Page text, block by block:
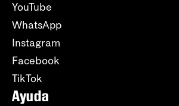
YouTube
WhatsApp
Instagram
Facebook
TikTok
Ayuda